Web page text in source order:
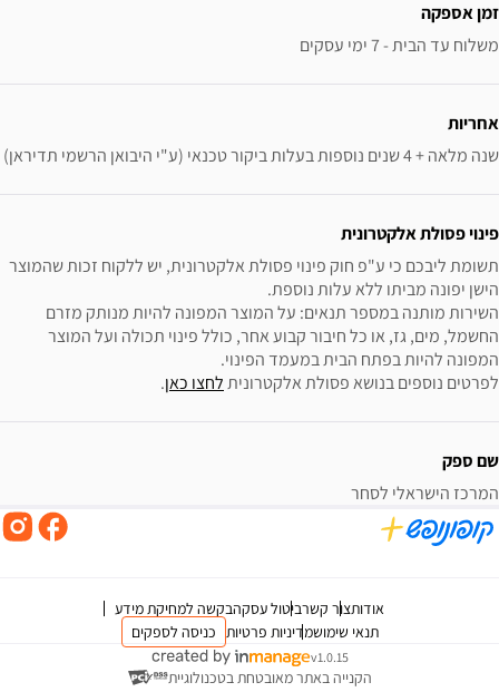
זמן אספקה
משלוח עד הבית - 7 ימי עסקים
אחריות
שנה מלאה + 4 שנים נוספות בעלות ביקור טכנאי (ע"י היבואן הרשמי תדיראן)
פינוי פסולת אלקטרונית
לפרטים נוספים בנושא פסולת אלקטרונית לחצו כאן.
שם ספק
המרכז הישראלי לסחר
אודותצור קשרביטול עסקהבקשה למחיקת מידע
תנאי שימושמדיניות פרטיות כניסה לספקים
v1.0.15
הקנייה באתר מאובטחת בטכנולוגיית